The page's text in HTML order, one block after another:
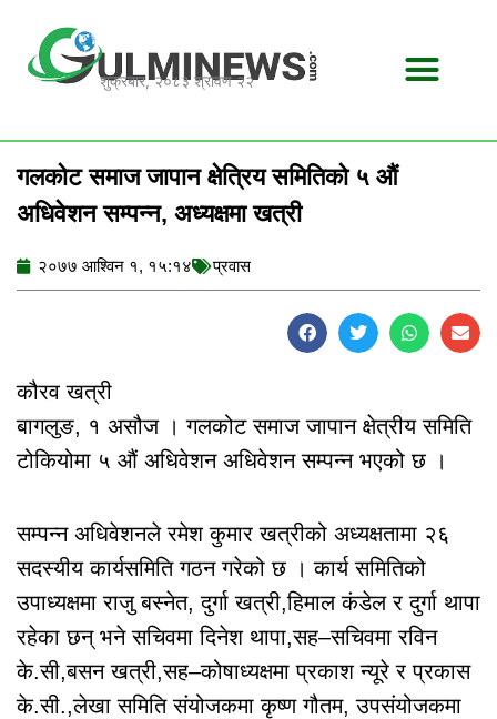
content
शुक्रबार, २०८३ श्रावण २२
गलकोट समाज जापान क्षेत्रिय समितिको ५ औं
अधिवेशन सम्पन्न, अध्यक्षमा खत्री
२०७७ आश्विन १, १५:१४ प्रवास
कौरव खत्री
बागलुङ, १ असौज । गलकोट समाज जापान क्षेत्रीय समिति
टोकियोमा ५ औं अधिवेशन अधिवेशन सम्पन्न भएको छ ।
सम्पन्न अधिवेशनले रमेश कुमार खत्रीको अध्यक्षतामा २६
सदस्यीय कार्यसमिति गठन गरेको छ । कार्य समितिको
उपाध्यक्षमा राजु बस्नेत, दुर्गा खत्री,हिमाल कंडेल र दुर्गा थापा
रहेका छन् भने सचिवमा दिनेश थापा,सह–सचिवमा रविन
के.सी,बसन खत्री,सह–कोषाध्यक्षमा प्रकाश न्यूरे र प्रकास
के.सी.,लेखा समिति संयोजकमा कृष्ण गौतम, उपसंयोजकमा